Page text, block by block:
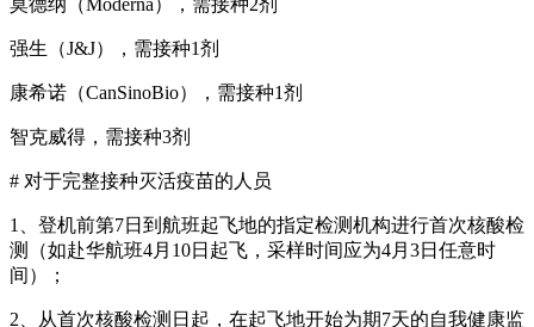
强生（J&J），需接种1剂
康希诺（CanSinoBio），需接种1剂
智克威得，需接种3剂
# 对于完整接种灭活疫苗的人员
1、登机前第7日到航班起飞地的指定检测机构进行首次核酸检
测（如赴华航班4月10日起飞，采样时间应为4月3日任意时
间）；
2、从首次核酸检测日起，在起飞地开始为期7天的自我健康监